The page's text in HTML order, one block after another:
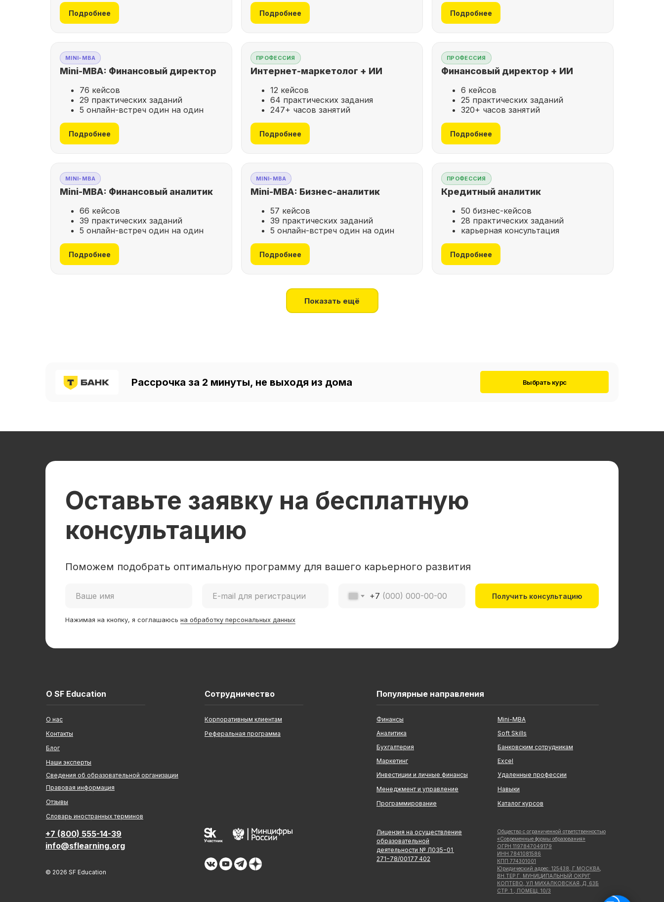
Подробнее Подробнее Подробнее
MINI-MBA
Mini-MBA: Финансовый директор
76 кейсов
29 практических заданий
5 онлайн-встреч один на один
Подробнее
ПРОФЕССИЯ
Интернет-маркетолог + ИИ
12 кейсов
64 практических задания
247+ часов занятий
Подробнее
ПРОФЕССИЯ
Финансовый директор + ИИ
6 кейсов
25 практических заданий
320+ часов занятий
Подробнее
MINI-MBA
Mini-MBA: Финансовый аналитик
66 кейсов
39 практических заданий
5 онлайн-встреч один на один
Подробнее
MINI-MBA
Mini-MBA: Бизнес-аналитик
57 кейсов
39 практических заданий
5 онлайн-встреч один на один
Подробнее
ПРОФЕССИЯ
Кредитный аналитик
50 бизнес-кейсов
28 практических заданий
карьерная консультация
Подробнее
Показать ещё
Рассрочка за 2 минуты, не выходя из дома Выбрать курс
Поможем подобрать оптимальную программу для вашего карьерного развития
Оставьте заявку на бесплатную
консультацию
+7 Получить консультацию
Нажимая на кнопку, я соглашаюсь на обработку персональных данных
О SF Education Сотрудничество
Реферальная программа
Наши эксперты
Правовая информация
Корпоративным клиентам
Контакты
Блог
© 2026 SF Education
Сведения об образовательной организации
+7 (800) 555-14-39
info@sflearning.org
О нас
Лицензия на осуществление
образовательной
деятельности № Л035−01
271−78/00177 402
Общество с ограниченной ответственностью
«Современные формы образования»
ОГРН 1197847049179
ИНН 7841081586
КПП 774301001
Юридический адрес: 125438, Г.МОСКВА,
ВН.ТЕР.Г. МУНИЦИПАЛЬНЫЙ ОКРУГ
КОПТЕВО, УЛ МИХАЛКОВСКАЯ, Д. 63Б
СТР. 1 , ПОМЕЩ. 10/3
Отзывы
Cловарь иностранных терминов
Популярные направления
Маркетинг
Инвестиции и личные финансы
Менеджмент и управление
Программирование
Аналитика
Бухгалтерия
Финансы Mini-MBA
Банковским сотрудникам
Soft Skills
Каталог курсов
Навыки
Удаленные профессии
Excel